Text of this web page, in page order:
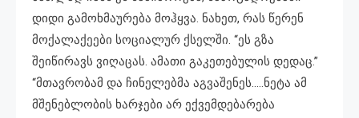
დიდი გამოხმაურება მოჰყვა. ნახეთ, რას წერენ
მოქალაქეები სოციალურ ქსელში. “ეს გზა
შეიწირავს ვიღაცას. ამათი გაკეთებულის დედაც.”
“მთავრობამ და ჩინელებმა აგვაშენეს…..ნეტა ამ
მშენებლობის ხარჯები არ ექვემდებარება